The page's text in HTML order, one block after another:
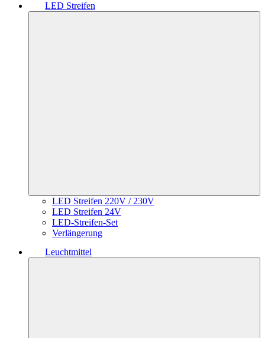
LED Streifen
LED Streifen 220V / 230V
LED Streifen 24V
LED-Streifen-Set
Verlängerung
Leuchtmittel